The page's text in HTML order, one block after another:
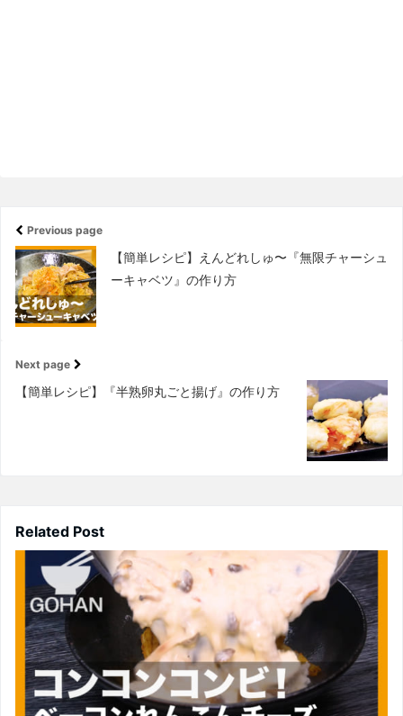
Previous page
【簡単レシピ】えんどれしゅ〜『無限チャーシュ
ーキャベツ』の作り方
Next page
【簡単レシピ】『半熟卵丸ごと揚げ』の作り方
Related Post